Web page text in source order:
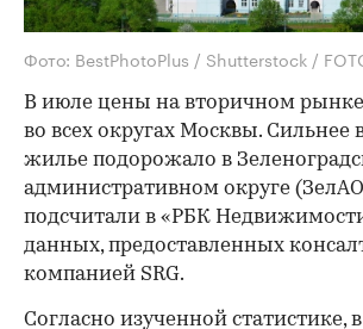
Фото: BestPhotoPlus / Shutterstock /
В июле цены на вторичном
во всех округах Москвы. Сильнее
жилье подорожало в
административном округе
подсчитали в «РБК
данных, предоставленных
компанией SRG.
Согласно изученной статистике,